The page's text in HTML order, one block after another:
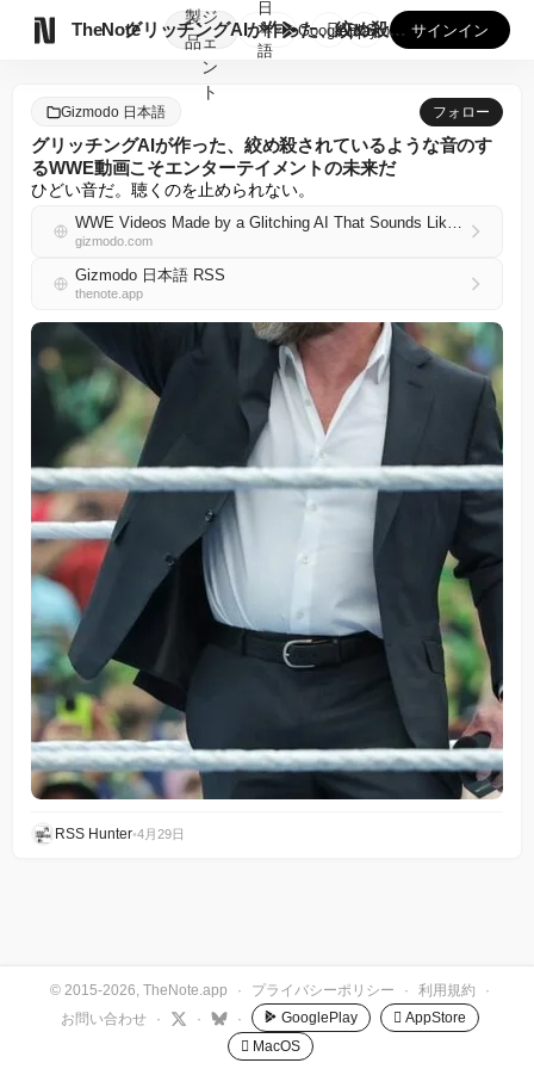
TheNote
製
品
ジ
ェ
ン
ト
グリッチングAIが作った、絞め殺されているような音のするWW...
日
本
語
GooglePlay
AppStore サインイン
Gizmodo 日本語 フォロー
グリッチングAIが作った、絞め殺されているような音のす
るWWE動画こそエンターテイメントの未来だ
ひどい音だ。聴くのを止められない。
WWE Videos Made by a Glitching AI That Sounds Like It’s Being Strangled Are the Future of Entertainment
gizmodo.com
Gizmodo 日本語 RSS
thenote.app
RSS Hunter•4月29日
© 2015-2026, TheNote.app · プライバシーポリシー · 利用規約
·
お問い合わせ
· · · GooglePlay
 AppStore
 MacOS